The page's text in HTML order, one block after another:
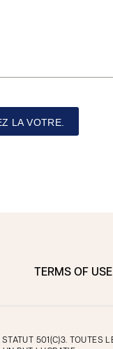
LA VOTRE.
TERMS OF USE
501(C)3. TOUTES